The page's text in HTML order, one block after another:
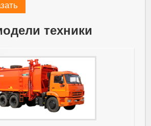
техники